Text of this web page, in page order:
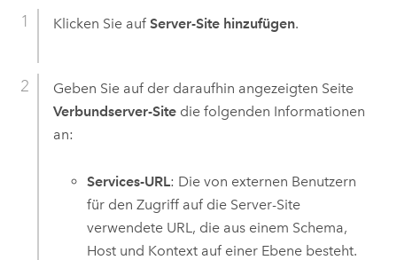
Klicken Sie auf Server-Site hinzufügen.
Geben Sie auf der daraufhin angezeigten Seite
Verbundserver-Sitedie folgenden Informationen
an:
Services-URL: Die von externen Benutzern
für den Zugriff auf die Server-Site
verwendete URL, die aus einem Schema,
Host und Kontext auf einer Ebene besteht.